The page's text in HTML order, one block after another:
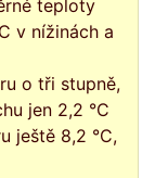
teploty
v nížinách a
o tři stupně,
jen 2,2 °C
ještě 8,2 °C,